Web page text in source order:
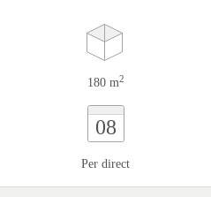
180 m2
08
Per direct